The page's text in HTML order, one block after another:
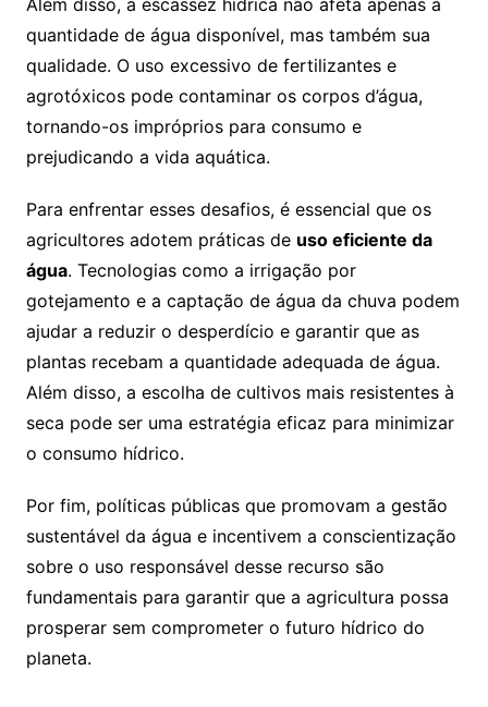
quantidade de água disponível, mas também sua
qualidade. O uso excessivo de fertilizantes e
agrotóxicos pode contaminar os corpos d’água,
tornando-os impróprios para consumo e
prejudicando a vida aquática.
Para enfrentar esses desafios, é essencial que os
agricultores adotem práticas de uso eficiente da
água. Tecnologias como a irrigação por
gotejamento e a captação de água da chuva podem
ajudar a reduzir o desperdício e garantir que as
plantas recebam a quantidade adequada de água.
Além disso, a escolha de cultivos mais resistentes à
seca pode ser uma estratégia eficaz para minimizar
o consumo hídrico.
Por fim, políticas públicas que promovam a gestão
sustentável da água e incentivem a conscientização
sobre o uso responsável desse recurso são
fundamentais para garantir que a agricultura possa
prosperar sem comprometer o futuro hídrico do
planeta.